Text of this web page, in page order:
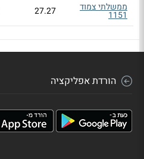
ממשלתי צמוד
1151
27.27
הורדת אפליקציה